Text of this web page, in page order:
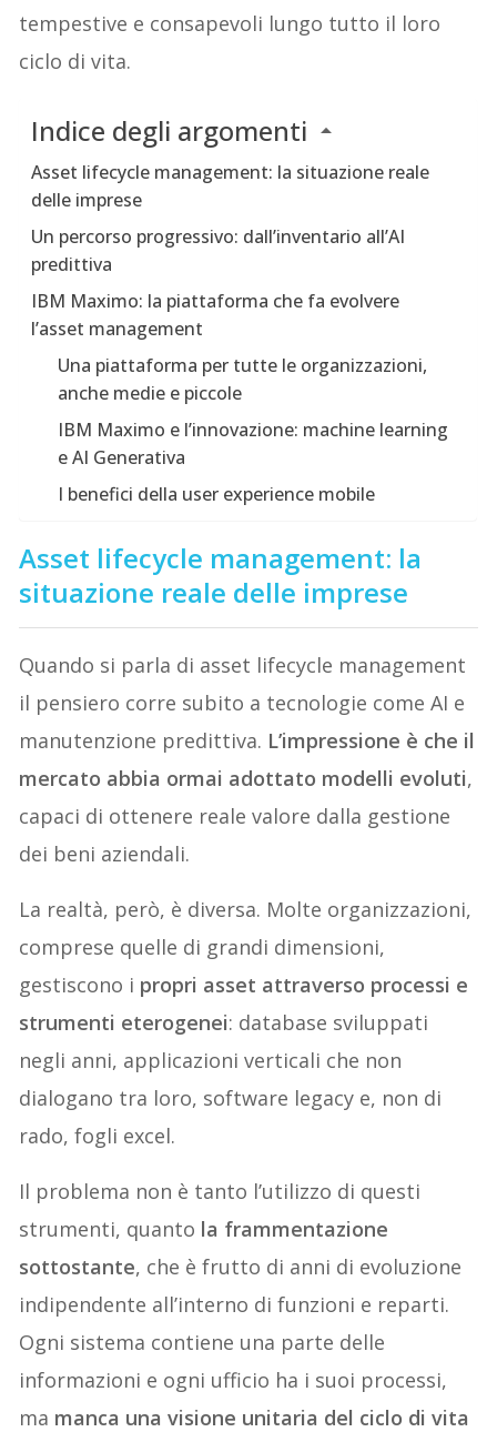
tempestive e consapevoli lungo tutto il loro
ciclo di vita.
Indice degli argomenti
Asset lifecycle management: la situazione reale
delle imprese
Un percorso progressivo: dall’inventario all’AI
predittiva
IBM Maximo: la piattaforma che fa evolvere
l’asset management
Una piattaforma per tutte le organizzazioni,
anche medie e piccole
IBM Maximo e l’innovazione: machine learning
e AI Generativa
I benefici della user experience mobile
Asset lifecycle management: la
situazione reale delle imprese
Quando si parla di asset lifecycle management
il pensiero corre subito a tecnologie come AI e
manutenzione predittiva. L’impressione è che il
mercato abbia ormai adottato modelli evoluti,
capaci di ottenere reale valore dalla gestione
dei beni aziendali.
La realtà, però, è diversa. Molte organizzazioni,
comprese quelle di grandi dimensioni,
gestiscono i propri asset attraverso processi e
strumenti eterogenei: database sviluppati
negli anni, applicazioni verticali che non
dialogano tra loro, software legacy e, non di
rado, fogli excel.
Il problema non è tanto l’utilizzo di questi
strumenti, quanto la frammentazione
sottostante, che è frutto di anni di evoluzione
indipendente all’interno di funzioni e reparti.
Ogni sistema contiene una parte delle
informazioni e ogni ufficio ha i suoi processi,
ma manca una visione unitaria del ciclo di vita